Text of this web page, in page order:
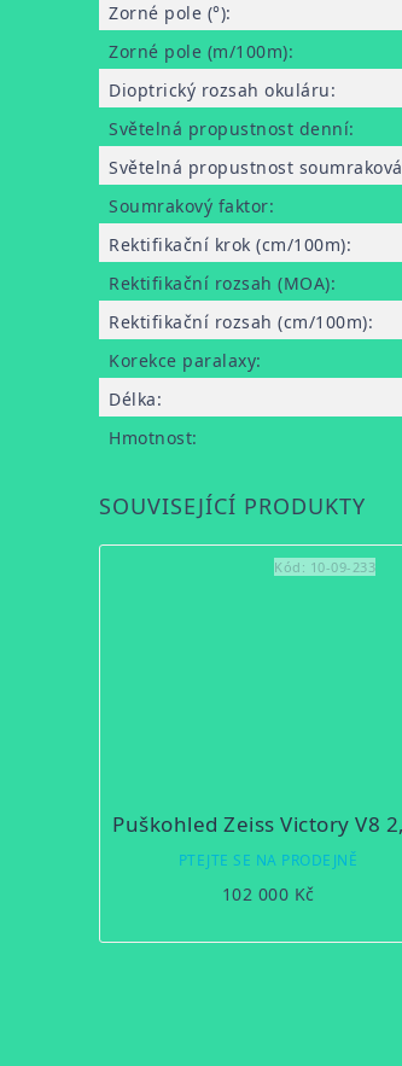
Zorné pole (°):
Zorné pole (m/100m):
Dioptrický rozsah okuláru:
Světelná propustnost denní:
Světelná propustnost soumraková
Soumrakový faktor:
Rektifikační krok (cm/100m):
Rektifikační rozsah (MOA):
Rektifikační rozsah (cm/100m):
Korekce paralaxy:
Délka:
Hmotnost:
SOUVISEJÍCÍ PRODUKTY
PTEJTE SE NA PRODEJNĚ
102 000 Kč
Kód: 10-09-233